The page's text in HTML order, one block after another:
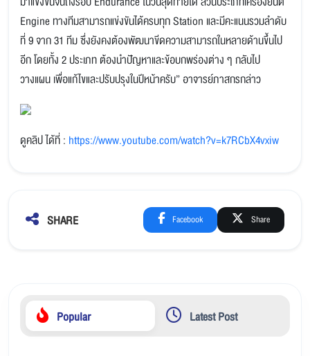
Engine ทางทีมสามารถแข่งขันได้ครบทุก Station และมีคะแนนรวมลำดับ
ที่ 9 จาก 31 ทีม ซึ่งยังคงต้องพัฒนาขีดความสามารถในหลายด้านขึ้นไป
อีก โดยทั้ง 2 ประเภท ต้องนำปัญหาและข้อบกพร่องต่าง ๆ กลับไป
วางแผน เพื่อแก้ไขและปรับปรุงในปีหน้าครับ” อาจารย์ภาสกรกล่าว
ดูคลิป ได้ที่ : https://www.youtube.com/watch?v=k7RCbX4vxiw
SHARE Facebook Share
Popular Latest Post